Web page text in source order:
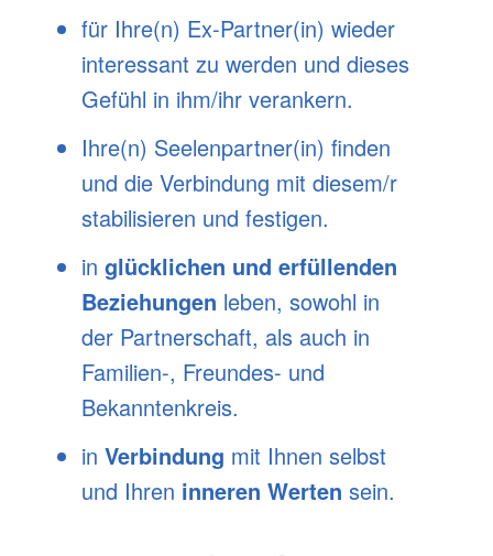
für Ihre(n) Ex-Partner(in) wieder
interessant zu werden und dieses
Gefühl in ihm/ihr verankern.
Ihre(n) Seelenpartner(in) finden
und die Verbindung mit diesem/r
stabilisieren und festigen.
in glücklichen und erfüllenden
Beziehungen leben, sowohl in
der Partnerschaft, als auch in
Familien-, Freundes- und
Bekanntenkreis.
in Verbindung mit Ihnen selbst
und Ihren inneren Werten sein.